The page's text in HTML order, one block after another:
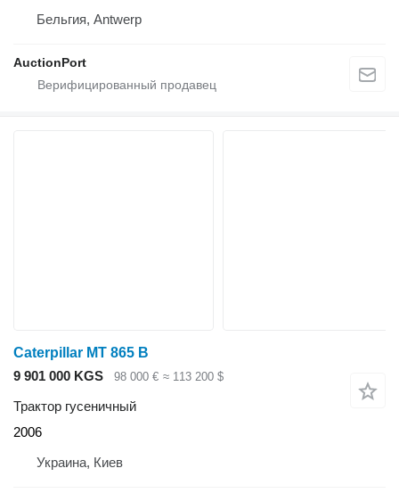
Бельгия, Antwerp
AuctionPort
Caterpillar MT 865 B
9 901 000 KGS
98 000 € ≈ 113 200 $
Трактор гусеничный
2006
Украина, Киев